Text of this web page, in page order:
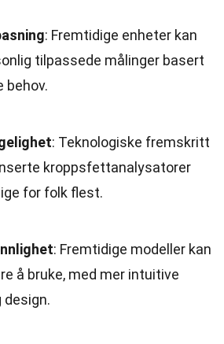
: Fremtidige enheter kan
tilpassede målinger basert
behov.
: Teknologiske fremskritt
kroppsfettanalysatorer
for folk flest.
: Fremtidige modeller kan
å bruke, med mer intuitive
design.